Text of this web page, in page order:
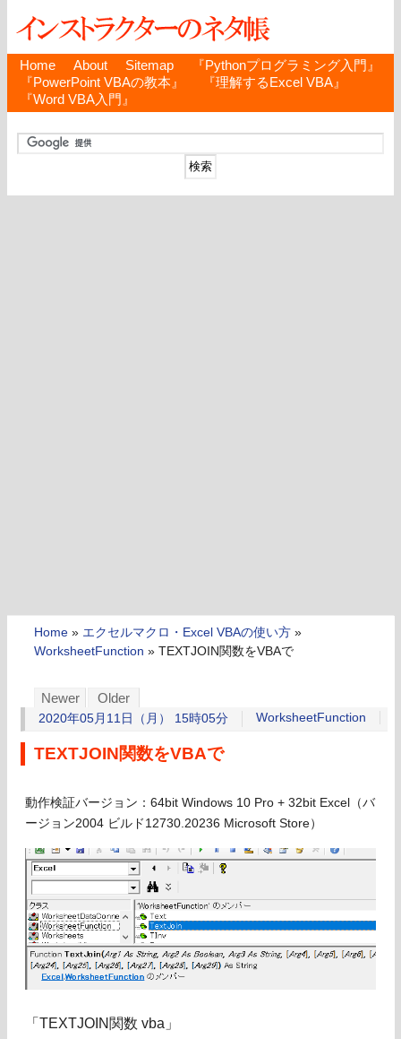
Home About Sitemap
『Pythonプログラミング入門』
『PowerPoint VBAの教本』
『理解するExcel VBA』
『Word VBA入門』
Home » エクセルマクロ・Excel VBAの使い方 »
WorksheetFunction » TEXTJOIN関数をVBAで
Newer Older
2020年05月11日（月） 15時05分 WorksheetFunction
TEXTJOIN関数をVBAで
動作検証バージョン：64bit Windows 10 Pro + 32bit Excel（バ
ージョン2004 ビルド12730.20236 Microsoft Store）
「TEXTJOIN関数 vba」